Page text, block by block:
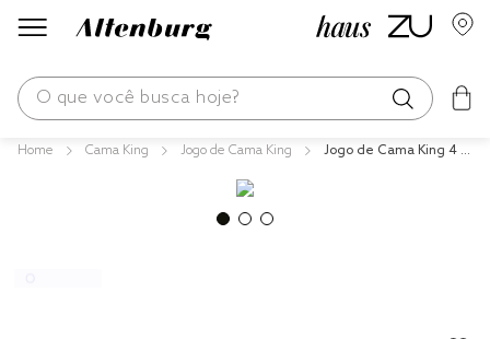
O que você busca hoje?
Cama King Jogo de Cama King
Jogo de Cama King 4 P